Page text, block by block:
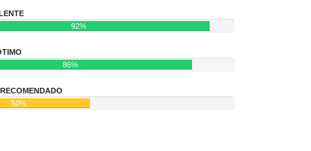
92%
86%
50%